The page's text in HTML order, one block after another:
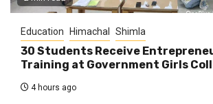
Education Himachal Shimla
30 Students Receive
Training at Government Girls
4 hours ago